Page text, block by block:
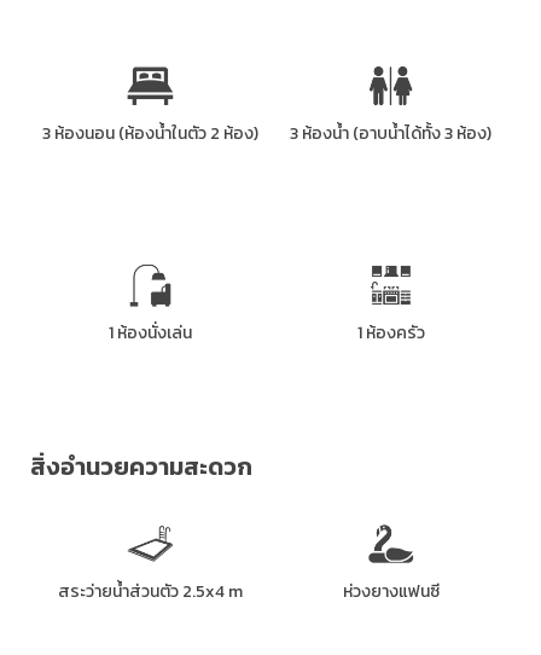
3 ห้องนอน (ห้องน้ำในตัว 2 ห้อง) 3 ห้องน้ำ (อาบน้ำได้ทั้ง 3 ห้อง)
1 ห้องนั่งเล่น 1 ห้องครัว
สิ่งอำนวยความสะดวก
สระว่ายน้ำส่วนตัว 2.5x4 m ห่วงยางแฟนซี